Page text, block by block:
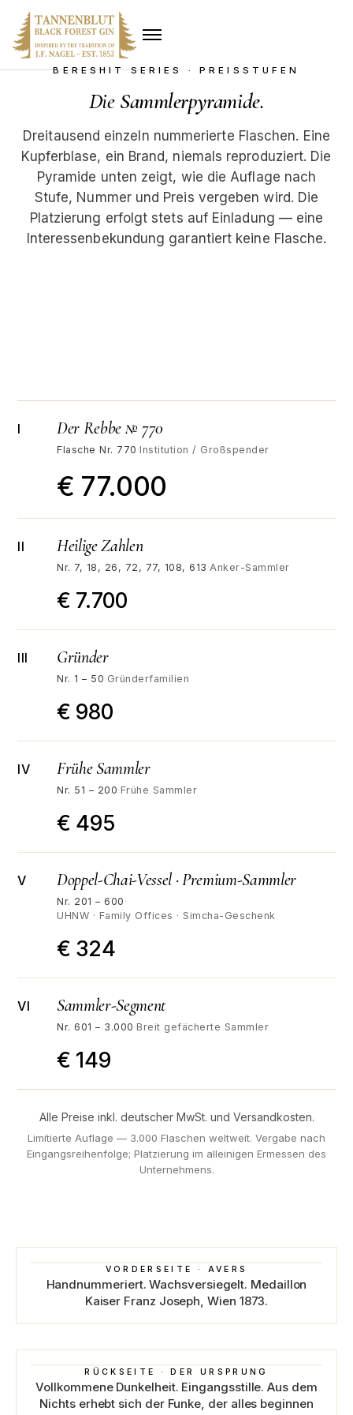
BERESHIT SERIES · PREISSTUFEN
Die Sammlerpyramide.
Dreitausend einzeln nummerierte Flaschen. Eine
Kupferblase, ein Brand, niemals reproduziert. Die
Pyramide unten zeigt, wie die Auflage nach
Stufe, Nummer und Preis vergeben wird. Die
Platzierung erfolgt stets auf Einladung — eine
Interessenbekundung garantiert keine Flasche.
I Der Rebbe № 770
Flasche Nr. 770 ·Institution / Großspender
€ 77.000
II Heilige Zahlen
Nr. 7, 18, 26, 72, 77, 108, 613 ·Anker-Sammler
€ 7.700
III Gründer
Nr. 1 – 50· Gründerfamilien
€ 980
IV Frühe Sammler
Nr. 51 – 200· Frühe Sammler
€ 495
V Doppel-Chai-Vessel · Premium-Sammler
Nr. 201 – 600 ·
UHNW · Family Offices · Simcha-Geschenk
€ 324
VI Sammler-Segment
Nr. 601 – 3.000 ·Breit gefächerte Sammler
€ 149
Alle Preise inkl. deutscher MwSt. und Versandkosten.
Limitierte Auflage — 3.000 Flaschen weltweit. Vergabe nach
Eingangsreihenfolge; Platzierung im alleinigen Ermessen des
Unternehmens.
VORDERSEITE · AVERS
Handnummeriert. Wachsversiegelt. Medaillon
Kaiser Franz Joseph, Wien 1873.
RÜCKSEITE · DER URSPRUNG
Vollkommene Dunkelheit. Eingangsstille. Aus dem
Nichts erhebt sich der Funke, der alles beginnen